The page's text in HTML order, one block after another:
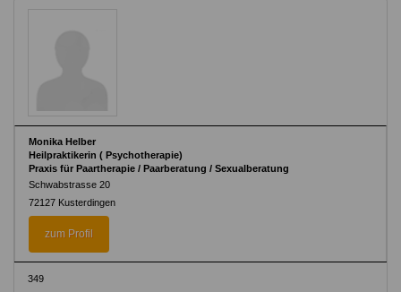
Monika Helber
Heilpraktikerin ( Psychotherapie)
Praxis für Paartherapie / Paarberatung / Sexualberatung
Schwabstrasse 20
72127 Kusterdingen
zum Profil
349